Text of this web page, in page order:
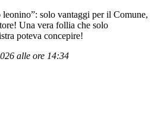
solo vantaggi per il Comune,
Una vera follia che solo
poteva concepire!
alle ore 14:34